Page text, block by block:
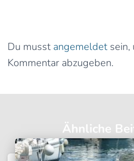
Du musst angemeldet sein,
Kommentar abzugeben.
Ähnliche